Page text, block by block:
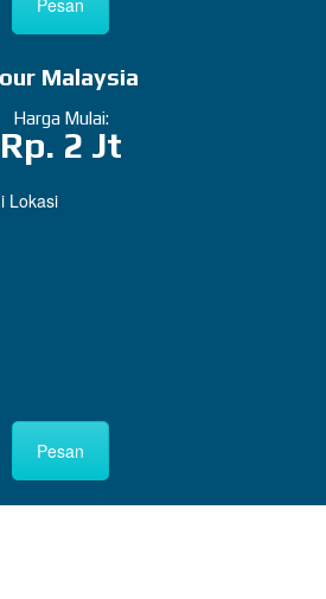
Malaysia
Harga Mulai:
Rp. 2 Jt
Lokasi
Pesan